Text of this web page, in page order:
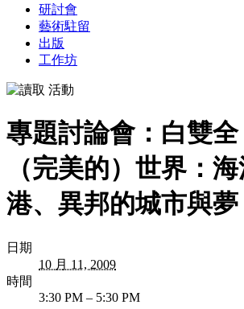
研討會
藝術駐留
出版
工作坊
專題討論會： 白雙全
（完美的） 世界 ： 海
港、 異邦的城市與夢
日期
10 月 11, 2009
時間
3:30 PM – 5:30 PM